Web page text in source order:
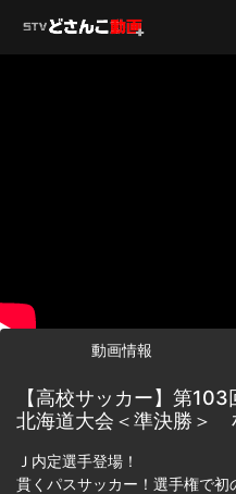
動画情報
【高校サッカー】第
北海道大会＜準決勝＞
Ｊ内定選手登場！
貫くパスサッカー！選手権で初